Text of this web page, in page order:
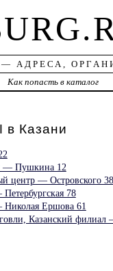
АДРЕСА,
Как попасть в каталог
Казани
— Пушкина 12
центр — Островского 38
78
Ершова 61
Казанский